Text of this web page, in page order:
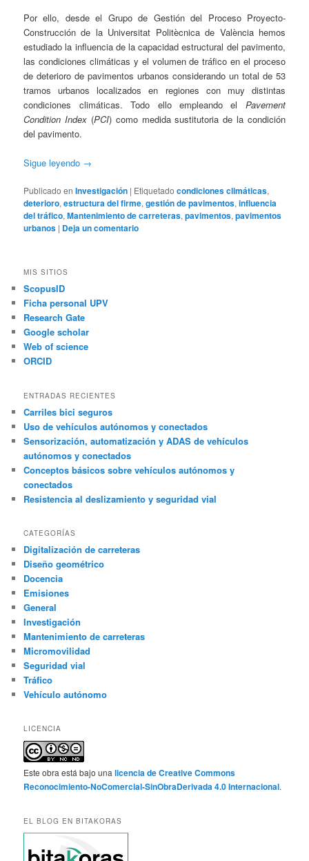
Por ello, desde el Grupo de Gestión del Proceso Proyecto-
Construcción de la Universitat Politècnica de València hemos
estudiado la influencia de la capacidad estructural del pavimento,
las condiciones climáticas y el volumen de tráfico en el proceso
de deterioro de pavimentos urbanos considerando un total de 53
tramos urbanos localizados en regiones con muy distintas
condiciones climáticas. Todo ello empleando el Pavement
Condition Index(PCI) como medida sustitutoria de la condición
del pavimento.
Sigue leyendo →
Publicado en Investigación | Etiquetado condiciones climáticas,
deterioro,estructura del firme,gestión de pavimentos,influencia
del tráfico,Mantenimiento de carreteras,pavimentos,pavimentos
urbanos | Deja un comentario
MIS SITIOS
ScopusID
Ficha personal UPV
Research Gate
Google scholar
Web of science
ORCID
ENTRADAS RECIENTES
Carriles bici seguros
Uso de vehículos autónomos y conectados
Sensorización, automatización y ADAS de vehículos
autónomos y conectados
Conceptos básicos sobre vehículos autónomos y
conectados
Resistencia al deslizamiento y seguridad vial
CATEGORÍAS
Digitalización de carreteras
Diseño geométrico
Docencia
Emisiones
General
Investigación
Mantenimiento de carreteras
Micromovilidad
Seguridad vial
Tráfico
Vehículo autónomo
LICENCIA
Este obra está bajo unalicencia de Creative Commons
Reconocimiento-NoComercial-SinObraDerivada 4.0 Internacional.
EL BLOG EN BITAKORAS